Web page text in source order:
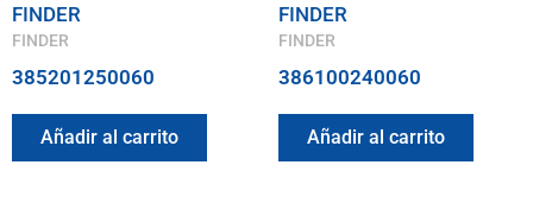
FINDER
FINDER
385201250060
Añadir al carrito
FINDER
FINDER
386100240060
Añadir al carrito